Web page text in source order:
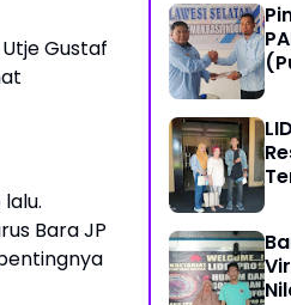
Gustaf
Bara JP